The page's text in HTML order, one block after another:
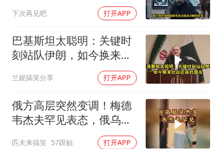
郑国霖回应去景区上班被保安拦下
奋进开新局 实干挑大梁
下次再见吧 打开APP
巴基斯坦太聪明：关键时
刻站队伊朗，如今换来比
兰妮搞笑分享 打开APP
俄方高层突然变调！梅德
韦杰夫罕见表态，俄乌战
匹夫来搞笑 57跟贴 打开APP